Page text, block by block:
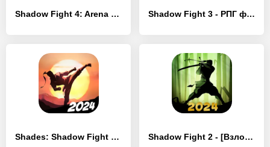
Shadow Fight 4: Arena - [Взлом/МОД Все открыто] Shadow Fight 3 - РПГ файтинг - [Взлом/МОД Все открыто]
Shades: Shadow Fight Roguelike - [Взлом/МОД Меню] Shadow Fight 2 - [Взлом/МОД Меню]